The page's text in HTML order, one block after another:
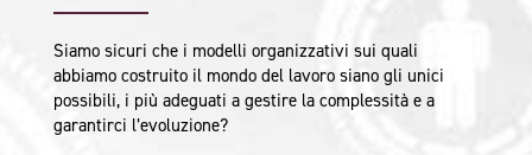
Siamo sicuri che i modelli organizzativi sui quali
abbiamo costruito il mondo del lavoro siano gli unici
possibili, i più adeguati a gestire la complessità e a
garantirci l’evoluzione?